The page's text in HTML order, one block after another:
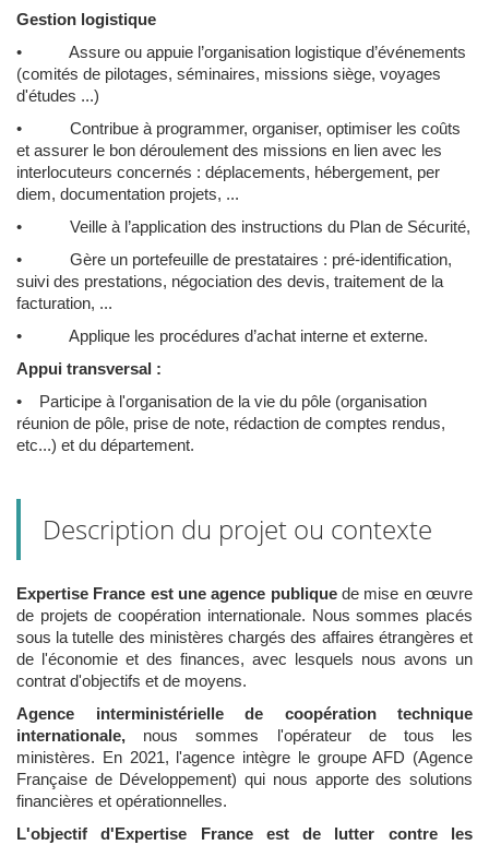
Gestion logistique
• Assure ou appuie l’organisation logistique d’événements
(comités de pilotages, séminaires, missions siège, voyages
d'études ...)
• Contribue à programmer, organiser, optimiser les coûts
et assurer le bon déroulement des missions en lien avec les
interlocuteurs concernés : déplacements, hébergement, per
diem, documentation projets, ...
• Veille à l’application des instructions du Plan de Sécurité,
• Gère un portefeuille de prestataires : pré-identification,
suivi des prestations, négociation des devis, traitement de la
facturation, ...
• Applique les procédures d’achat interne et externe.
Appui transversal :
• Participe à l'organisation de la vie du pôle (organisation
réunion de pôle, prise de note, rédaction de comptes rendus,
etc...) et du département.
Description du projet ou contexte
Expertise France est une agence publiquede mise en œuvre
de projets de coopération internationale. Nous sommes placés
sous la tutelle des ministères chargés des affaires étrangères et
de l'économie et des finances, avec lesquels nous avons un
contrat d'objectifs et de moyens.
Agence interministérielle de coopération technique
internationale, nous sommes l'opérateur de tous les
ministères. En 2021, l'agence intègre le groupe AFD (Agence
Française de Développement) qui nous apporte des solutions
financières et opérationnelles.
L'objectif d'Expertise France est de lutter contre les